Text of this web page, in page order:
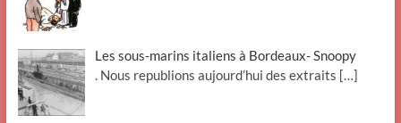
Les sous-marins italiens à Bordeaux- Snoopy
. Nous republions aujourd’hui des extraits […]